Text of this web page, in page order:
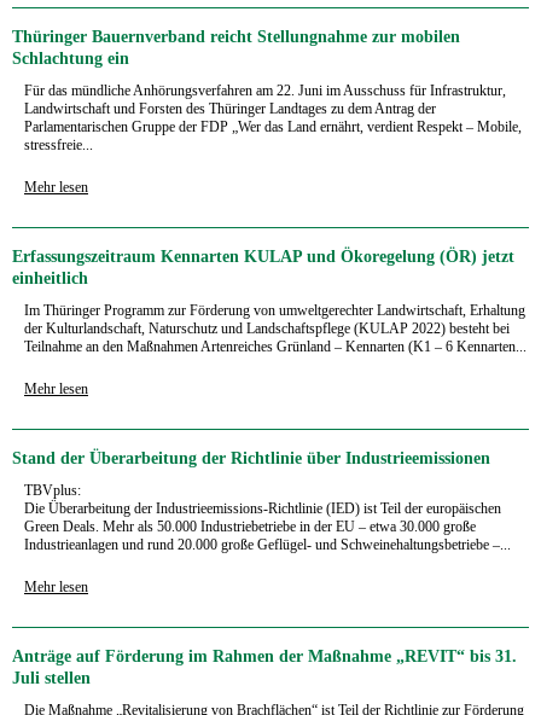
Thüringer Bauernverband reicht Stellungnahme zur mobilen
Schlachtung ein
Für das mündliche Anhörungsverfahren am 22. Juni im Ausschuss für Infrastruktur,
Landwirtschaft und Forsten des Thüringer Landtages zu dem Antrag der
Parlamentarischen Gruppe der FDP „Wer das Land ernährt, verdient Respekt – Mobile,
stressfreie...
Mehr lesen
Erfassungszeitraum Kennarten KULAP und Ökoregelung (ÖR) jetzt
einheitlich
Im Thüringer Programm zur Förderung von umweltgerechter Landwirtschaft, Erhaltung
der Kulturlandschaft, Naturschutz und Landschaftspflege (KULAP 2022) besteht bei
Teilnahme an den Maßnahmen Artenreiches Grünland – Kennarten (K1 – 6 Kennarten...
Mehr lesen
Stand der Überarbeitung der Richtlinie über Industrieemissionen
TBVplus:
Die Überarbeitung der Industrieemissions-Richtlinie (IED) ist Teil der europäischen
Green Deals. Mehr als 50.000 Industriebetriebe in der EU – etwa 30.000 große
Industrieanlagen und rund 20.000 große Geflügel- und Schweinehaltungsbetriebe –...
Mehr lesen
Anträge auf Förderung im Rahmen der Maßnahme „REVIT“ bis 31.
Juli stellen
Die Maßnahme „Revitalisierung von Brachflächen“ ist Teil der Richtlinie zur Förderung